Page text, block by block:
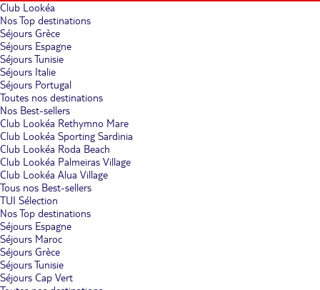
Club Lookéa
Nos Top destinations
Séjours Grèce
Séjours Espagne
Séjours Tunisie
Séjours Italie
Séjours Portugal
Toutes nos destinations
Nos Best-sellers
Club Lookéa Rethymno Mare
Club Lookéa Sporting Sardinia
Club Lookéa Roda Beach
Club Lookéa Palmeiras Village
Club Lookéa Alua Village
Tous nos Best-sellers
TUI Sélection
Nos Top destinations
Séjours Espagne
Séjours Maroc
Séjours Grèce
Séjours Tunisie
Séjours Cap Vert